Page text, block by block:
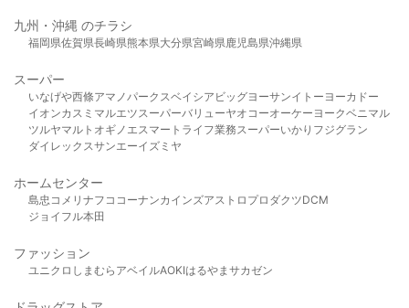
九州・沖縄 のチラシ
福岡県佐賀県長崎県熊本県大分県宮崎県鹿児島県沖縄県
スーパー
いなげや西條アマノパークスベイシア ビッグヨーサンイトーヨーカドー
イオンカスミ マルエツスーパーバリューヤオコーオーケー ヨークベニマル
ツルヤマルト オギノ エスマート ライフ業務スーパーいかり フジグラン
ダイレックスサンエーイズミヤ
ホームセンター
島忠 コメリ ナフコ コーナンカインズアストロプロダクツDCM
ジョイフル本田
ファッション
ユニクロ しまむら アベイルAOKIはるやま サカゼン